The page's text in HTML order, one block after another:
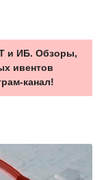
и ИБ. Обзоры,
ивентов
канал!